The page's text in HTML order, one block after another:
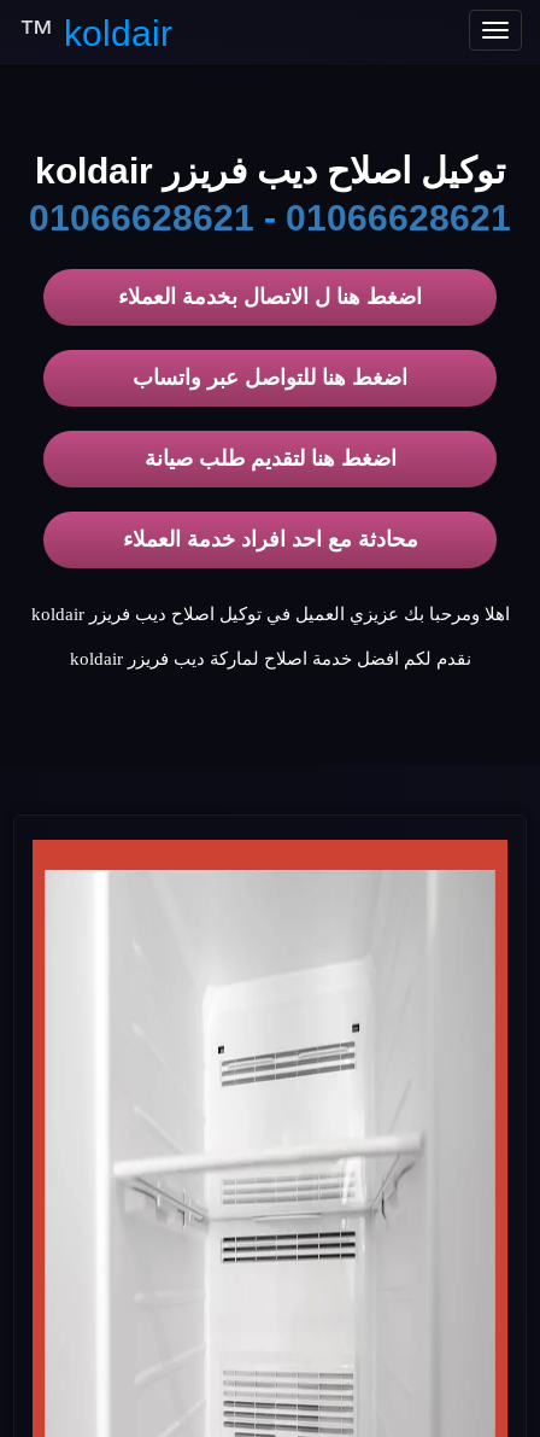
Toggle
koldair
™
توكيل اصلاح ديب فريزر koldair
01066628621 - 01066628621
اضغط هنا ل الاتصال بخدمة العملاء
اضغط هنا للتواصل عبر واتساب
اضغط هنا لتقديم طلب صيانة
محادثة مع احد افراد خدمة العملاء
اهلا ومرحبا بك عزيزي العميل في توكيل اصلاح ديب فريزر koldair
نقدم لكم افضل خدمة اصلاح لماركة ديب فريزر koldair